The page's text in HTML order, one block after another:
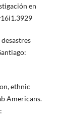
en
ethnic
Americans.